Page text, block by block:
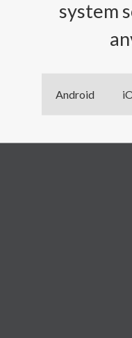
system
Android